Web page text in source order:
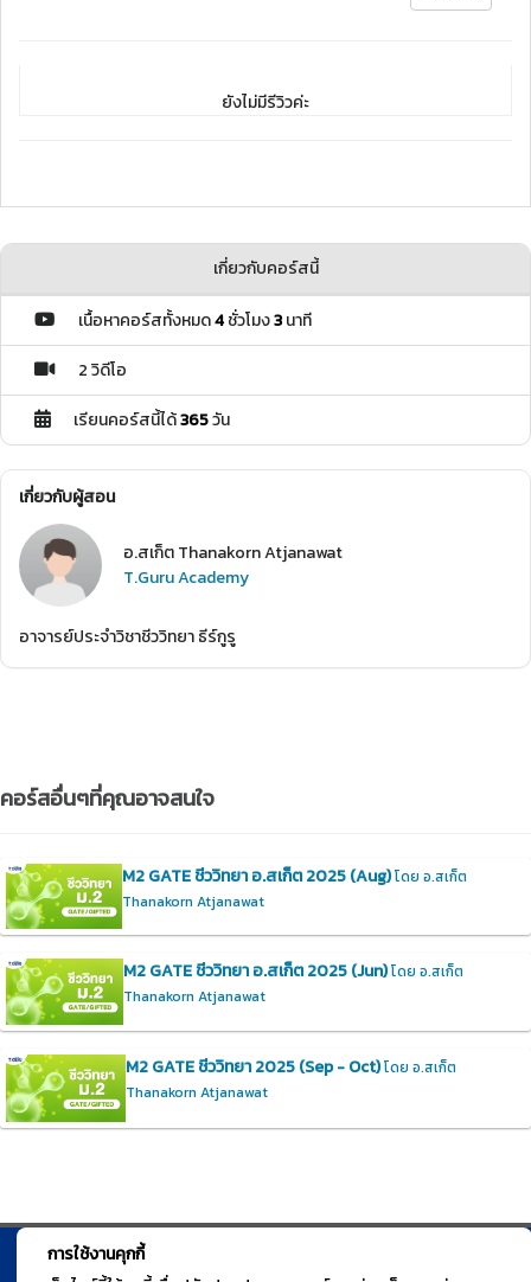
ยังไม่มีรีวิวค่ะ
เกี่ยวกับคอร์สนี้
เนื้อหาคอร์สทั้งหมด4ชั่วโมง3นาที
2 วิดีโอ
เรียนคอร์สนี้ได้365วัน
เกี่ยวกับผู้สอน
อ.สเก็ต Thanakorn Atjanawat
T.Guru Academy
อาจารย์ประจำวิชาชีววิทยา ธีร์กูรู
คอร์สอื่นๆที่คุณอาจสนใจ
M2 GATE ชีววิทยา อ.สเก็ต 2025 (Aug)โดย อ.สเก็ต
Thanakorn Atjanawat
M2 GATE ชีววิทยา อ.สเก็ต 2025 (Jun)โดย อ.สเก็ต
Thanakorn Atjanawat
M2 GATE ชีววิทยา 2025 (Sep - Oct)โดย อ.สเก็ต
Thanakorn Atjanawat
การใช้งานคุกกี้